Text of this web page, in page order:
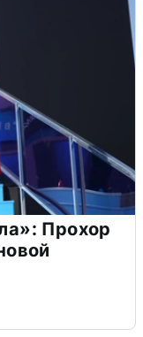
Прохор